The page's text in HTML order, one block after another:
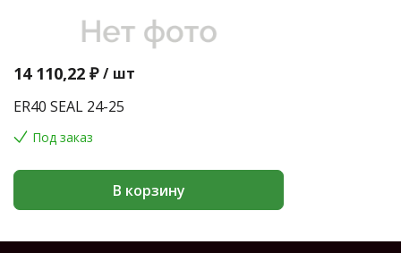
14 110,22 ₽ / шт
ER40 SEAL 24-25
Под заказ
В корзину